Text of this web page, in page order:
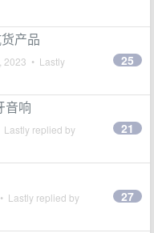
产品
2023 • Lastly
25
音响
Lastly replied by 21
• Lastly replied by 27